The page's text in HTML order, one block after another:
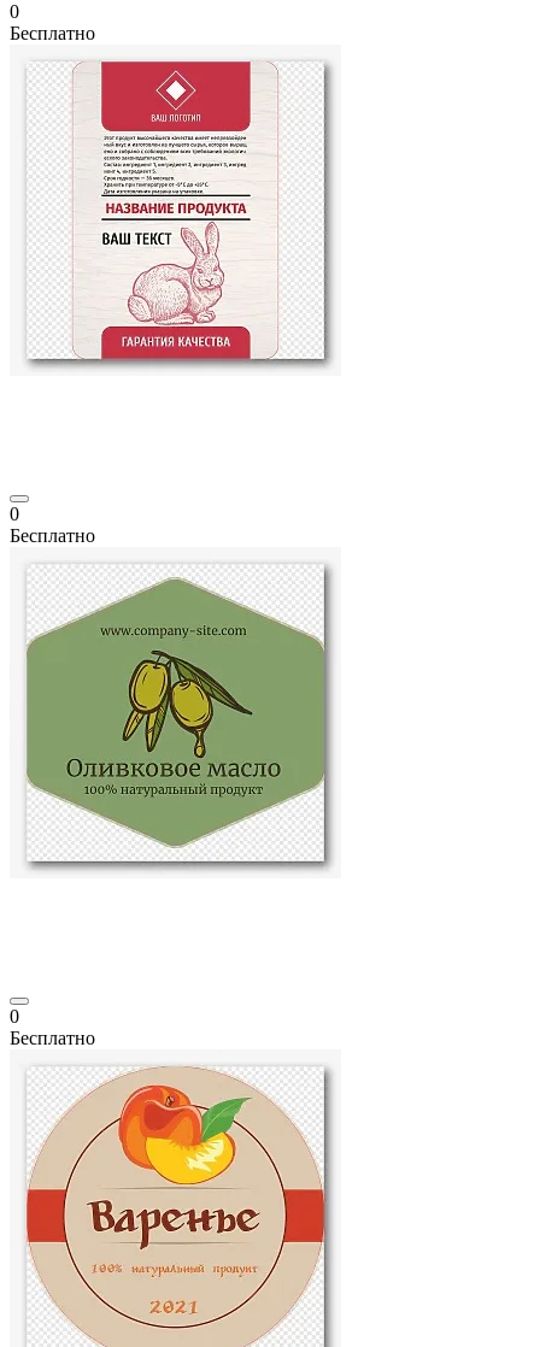
0
Бесплатно
0
Бесплатно
0
Бесплатно